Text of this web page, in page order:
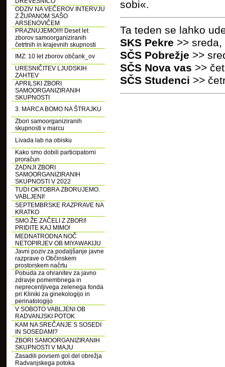
ODZIV NA VEČEROV INTERVJU
Z ŽUPANOM SAŠO
ARSENOVIČEM
PRAZNUJEMO!!!! Deset let
zborov samoorganiziranih
četrtnih in krajevnih skupnosti
IMZ: 10 let zborov občank_ov
URESNIČITEV LJUDSKIH
ZAHTEV
APRILSKI ZBORI
SAMOORGANIZIRANIH
SKUPNOSTI
3. MARCA BOMO NA ŠTRAJKU
Zbori samoorganiziranih
skupnosti v marcu
Livada lab na obisku
Kako smo dobili participatorni
proračun
ZADNJI ZBORI
SAMOORGANIZIRANIH
SKUPNOSTI V 2022
TUDI OKTOBRA ZBORUJEMO.
VABLJENI!
SEPTEMBRSKE RAZPRAVE NA
KRATKO
SMO ŽE ZAČELI Z ZBORI!
PRIDITE KAJ MIMO!
MEDNATRODNA NOČ
NETOPIRJEV OB MIYAWAKIJU
Javni poziv za podaljšanje javne
razprave o Občinskem
prostorskem načrtu
Pobuda za ohranitev za javno
zdravje pomembnega in
neprecenljivega zelenega fonda
pri Kliniki za ginekologijo in
perinatologijo
V SOBOTO VABLJENI OB
RADVANJSKI POTOK
KAM NA SREČANJE S SOSEDI
IN SOSEDAMI?
ZBORI SAMOORGANIZIRANIH
SKUPNOSTI V MAJU
Zasadili povsem gol del obrežja
Radvanjskega potoka
sobi«.
Ta teden se lahko
SKS Pekre >>
SČS Pobrežje >>
SČS Nova vas >>
SČS Studenci >>